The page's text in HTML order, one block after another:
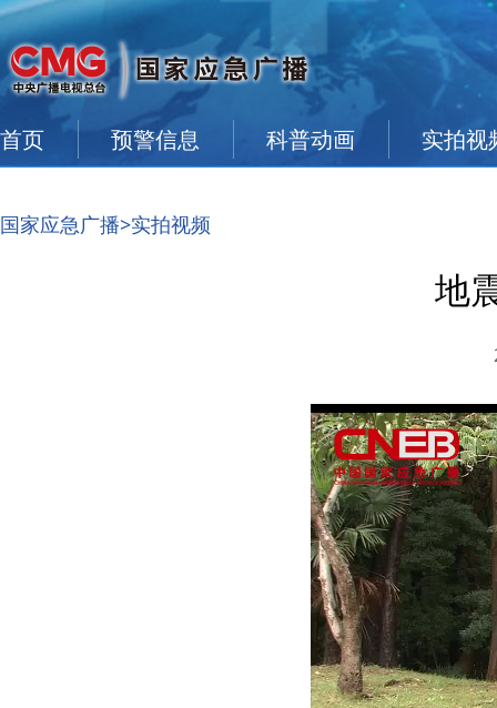
首页 预警信息 科普动画 实拍视
国家应急广播>实拍视频
地